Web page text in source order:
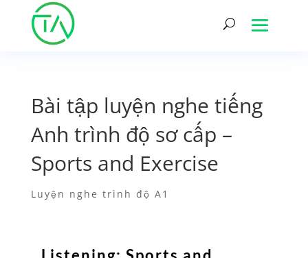
Bài tập luyện nghe tiếng
Anh trình độ sơ cấp –
Sports and Exercise
Luyện nghe trình độ A1